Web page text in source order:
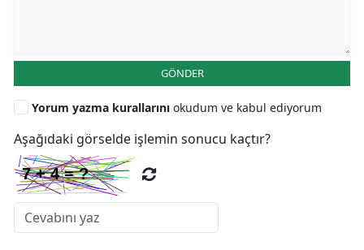
GÖNDER
Yorum yazma kurallarını okudum ve kabul ediyorum
Aşağıdaki görselde işlemin sonucu kaçtır?